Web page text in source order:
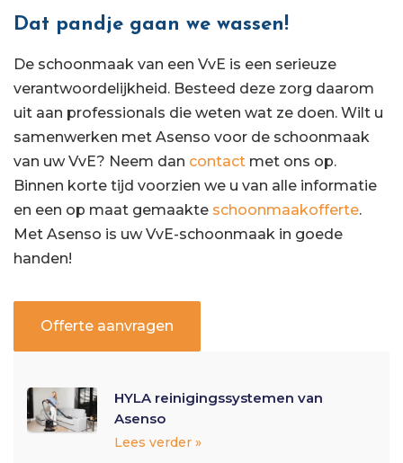
Dat pandje gaan we wassen!
De schoonmaak van een VvE is een serieuze
verantwoordelijkheid. Besteed deze zorg daarom
uit aan professionals die weten wat ze doen. Wilt u
samenwerken met Asenso voor de schoonmaak
van uw VvE? Neem dan contact met ons op.
Binnen korte tijd voorzien we u van alle informatie
en een op maat gemaakte schoonmaakofferte.
Met Asenso is uw VvE-schoonmaak in goede
handen!
Offerte aanvragen
HYLA reinigingssystemen van
Asenso
Lees verder »